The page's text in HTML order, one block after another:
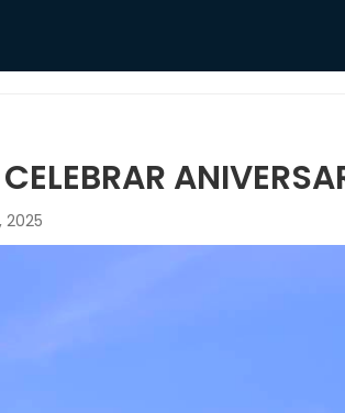
CELEBRAR
2025